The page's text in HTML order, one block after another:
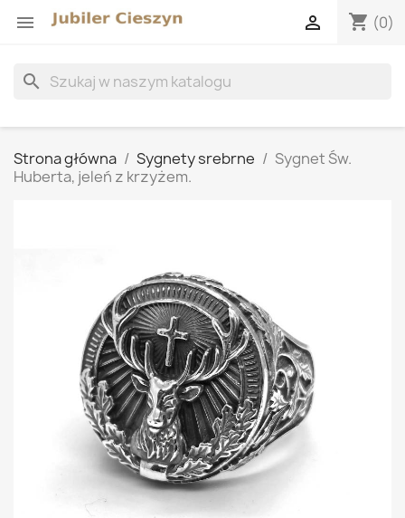
 shopping_cart (0)

search
Strona główna Sygnety srebrne
Sygnet Św.
Huberta, jeleń z krzyżem.